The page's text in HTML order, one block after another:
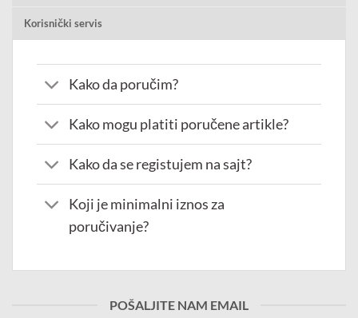
Korisnički servis
Kako da poručim?
Kako mogu platiti poručene artikle?
Kako da se registujem na sajt?
Koji je minimalni iznos za
poručivanje?
POŠALJITE NAM EMAIL